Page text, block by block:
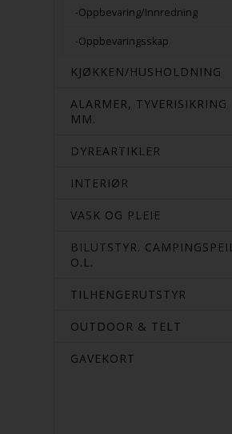
-Oppbevaring/Innredning
-Oppbevaringsskap
KJØKKEN/HUSHOLDNING
ALARMER, TYVERISIKRING
MM.
DYREARTIKLER
INTERIØR
VASK OG PLEIE
BILUTSTYR. CAMPINGSPEIL
O.L.
TILHENGERUTSTYR
OUTDOOR & TELT
GAVEKORT